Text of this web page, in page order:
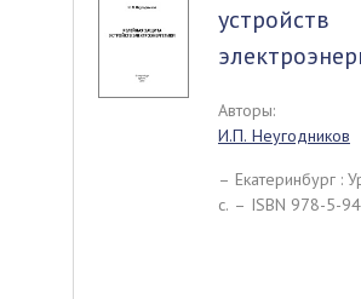
устройств
Авторы:
И.П. Неугодников
– Екатеринбург :
c. – ISBN 978-5-